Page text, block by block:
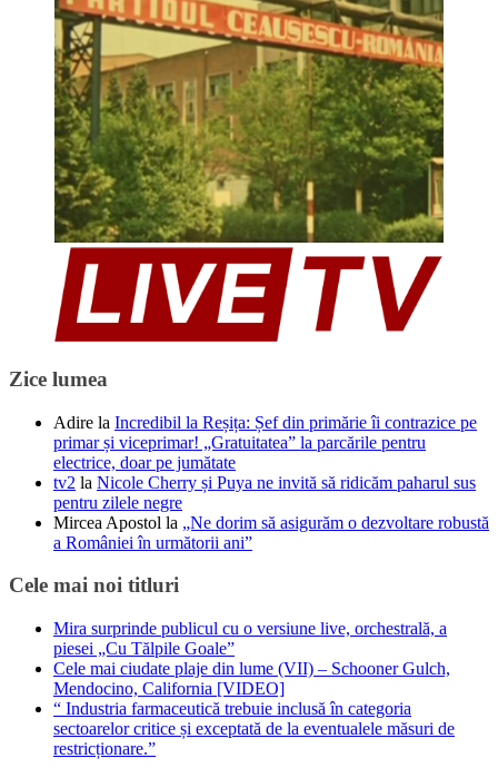
Zice lumea
Adire la Incredibil la Reșița: Șef din primărie îi contrazice pe
primar și viceprimar! „Gratuitatea” la parcările pentru
electrice, doar pe jumătate
tv2 la Nicole Cherry și Puya ne invită să ridicăm paharul sus
pentru zilele negre
Mircea Apostol la „Ne dorim să asigurăm o dezvoltare robustă
a României în următorii ani”
Cele mai noi titluri
Mira surprinde publicul cu o versiune live, orchestrală, a
piesei „Cu Tălpile Goale”
Cele mai ciudate plaje din lume (VII) – Schooner Gulch,
Mendocino, California [VIDEO]
“ Industria farmaceutică trebuie inclusă în categoria
sectoarelor critice și exceptată de la eventualele măsuri de
restricționare.”